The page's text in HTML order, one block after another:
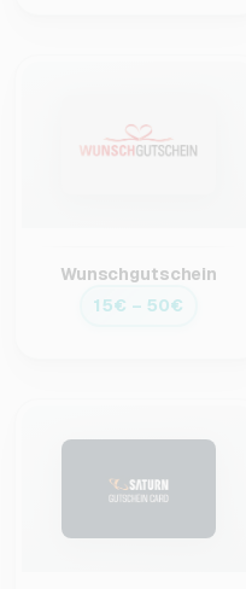
Wunschgutschein
15€ – 50€